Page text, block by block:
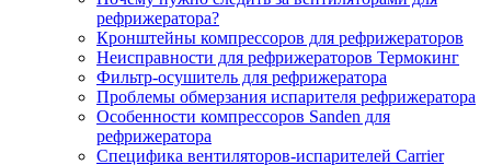
рефрижератора?
Кронштейны компрессоров для рефрижераторов
Неисправности для рефрижераторов Термокинг
Фильтр-осушитель для рефрижератора
Проблемы обмерзания испарителя рефрижератора
Особенности компрессоров Sanden для
рефрижератора
Специфика вентиляторов-испарителей Carrier